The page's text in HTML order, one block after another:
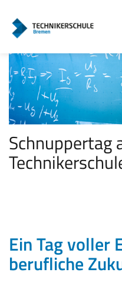
Schnuppertag
Ein Tag voller
berufliche